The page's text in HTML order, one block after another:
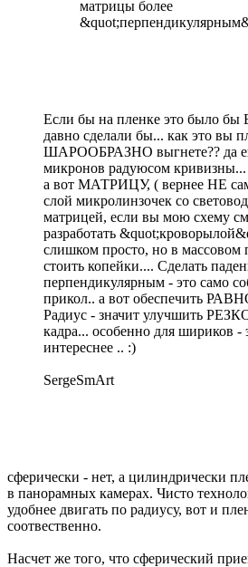
матрицы более
Если бы на пленке это было
давно сделали бы... как это вы
ШАРООБРАЗНО выгнете?? да
микронов радуюсом кривизны...
а вот МАТРИЦУ, ( вернее НЕ
слой микролинзочек со
матрицей, если вы мою схему
разработать
слишком просто, но в массовом
стоить копейки.... Сделать
перпендикулярным - это само
прикол.. а вот обеспечить
Радиус - значит улучшить
кадра... особенно для шириков -
интереснее .. :)
SergeSmArt
сферически - нет, а цилиндрически
в панорамных камерах. Чисто
удобнее двигать по радиусу, вот и
соотвественно.
Насчет же того, что сферический